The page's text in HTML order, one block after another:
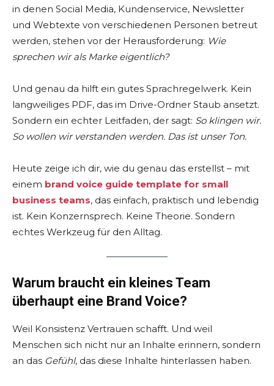
in denen Social Media, Kundenservice, Newsletter
und Webtexte von verschiedenen Personen betreut
werden, stehen vor der Herausforderung: Wie
sprechen wir als Marke eigentlich?
Und genau da hilft ein gutes Sprachregelwerk. Kein
langweiliges PDF, das im Drive-Ordner Staub ansetzt.
Sondern ein echter Leitfaden, der sagt: So klingen wir.
So wollen wir verstanden werden. Das ist unser Ton.
Heute zeige ich dir, wie du genau das erstellst – mit
einem brand voice guide template for small
business teams, das einfach, praktisch und lebendig
ist. Kein Konzernsprech. Keine Theorie. Sondern
echtes Werkzeug für den Alltag.
Warum braucht ein kleines Team
überhaupt eine Brand Voice?
Weil Konsistenz Vertrauen schafft. Und weil
Menschen sich nicht nur an Inhalte erinnern, sondern
an das Gefühl, das diese Inhalte hinterlassen haben.